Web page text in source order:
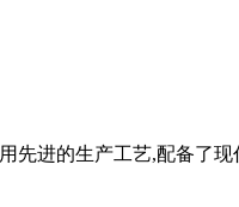
进的生产工艺,配备了